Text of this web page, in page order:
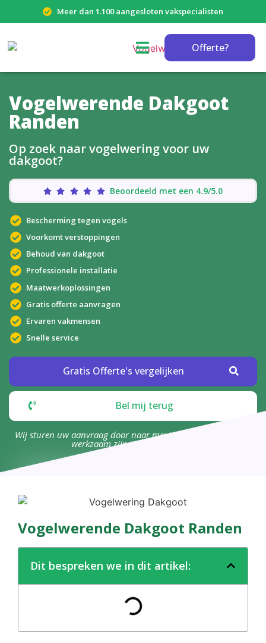
Meer dan 1.100 aangesloten vakspecialisten
Offerte?
Vogelwerende Dakgoot
Randen
Op zoek naar vogelwering voor uw
dakgoot?
Beoordeeld met een 4.9/5.0
Bescherming tegen vogels
Voorkomt verstoppingen
Behoud van dakgoot
Professionele installatie
Maatwerkoplossingen
Gratis offerte aanvragen
Ervaren vakmensen
Snelle service
Gratis Offerte's vergelijken
Bel mij terug
Wij sturen uw aanvraag door naar maximaal 4 bedrijven die
werkzaam zijn in uw omgeving.
Vogelwerende Dakgoot Randen
Dit bespreken we in dit artikel: